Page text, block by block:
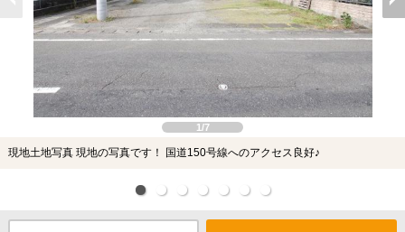
1/7
現地土地写真 現地の写真です！ 国道150号線へのアクセス良好♪